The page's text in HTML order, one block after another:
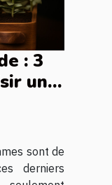
: 3
une
sont de
derniers